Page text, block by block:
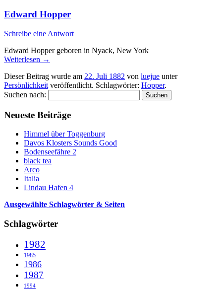
Edward Hopper
Schreibe eine Antwort
Edward Hopper geboren in Nyack, New York
Weiterlesen →
Dieser Beitrag wurde am 22. Juli 1882 von luejue unter
Persönlichkeit veröffentlicht. Schlagwörter: Hopper.
Suchen nach:
Neueste Beiträge
Himmel über Toggenburg
Davos Klosters Sounds Good
Bodenseefähre 2
black tea
Arco
Italia
Lindau Hafen 4
Ausgewählte Schlagwörter & Seiten
Schlagwörter
1982
1985
1986
1987
1994